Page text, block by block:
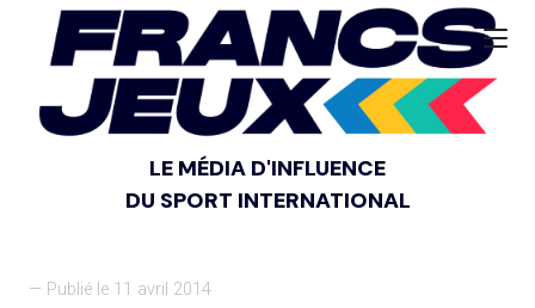
LE MÉDIA D'INFLUENCE
DU SPORT INTERNATIONAL
— Publié le 11 avril 2014